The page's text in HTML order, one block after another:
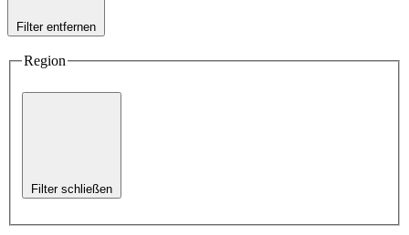
Filter entfernen
Region
Filter schließen